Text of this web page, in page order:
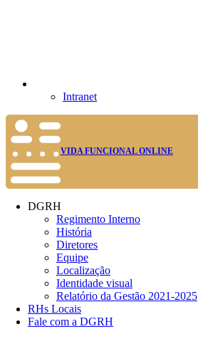
Intranet
VIDA FUNCIONAL ONLINE
DGRH
Regimento Interno
História
Diretores
Equipe
Localização
Identidade visual
Relatório da Gestão 2021-2025
RHs Locais
Fale com a DGRH